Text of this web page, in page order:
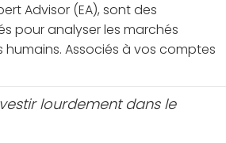
Advisor (EA), sont des
pour analyser les marchés
Associés à vos comptes
lourdement dans le